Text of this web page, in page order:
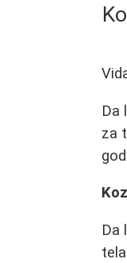
Da
za
Da